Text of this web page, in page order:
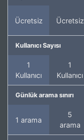
Ücretsiz Ücretsiz
Kullanıcı Sayısı
1
Kullanıcı
1
Kullanıcı
Günlük arama sınırı
1 arama
5
arama